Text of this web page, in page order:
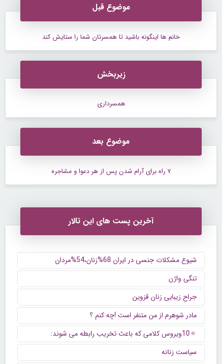
موضوع قبل
خانم ها اینگونه باشید تا همسرتان شما را ستایش کند
زیربخش
همسرداری
موضوع بعد
۷ راه برای آرام شدن پس از هر دعوا و مشاجره
آخرین پست های این تالار
شیوع مشکلات جنسی در ایران 68%زنان،54%مردان
تنگی واژن
جراح زیبایی زنان قزوین
مادر شوهرم از من متنفر است !چه کنم ؟
🔅10ویروس کلامی که باعث تخریب رابطه می شوند:
سیاست زنانه